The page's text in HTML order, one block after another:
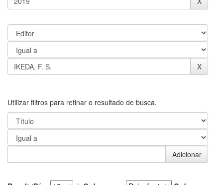
Utilizar filtros para refinar o resultado de busca.